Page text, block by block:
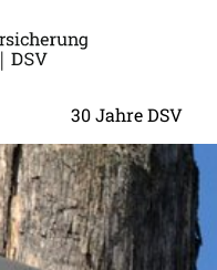
30 Jahre DSV